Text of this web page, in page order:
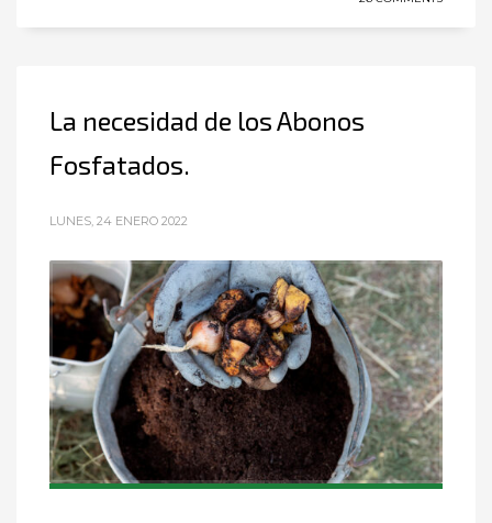
La necesidad de los Abonos
Fosfatados.
LUNES, 24 ENERO 2022